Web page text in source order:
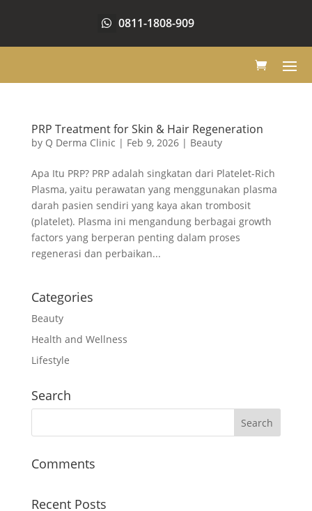
0811-1808-909
PRP Treatment for Skin & Hair Regeneration
by Q Derma Clinic | Feb 9, 2026| Beauty
Apa Itu PRP? PRP adalah singkatan dari Platelet-Rich
Plasma, yaitu perawatan yang menggunakan plasma
darah pasien sendiri yang kaya akan trombosit
(platelet). Plasma ini mengandung berbagai growth
factors yang berperan penting dalam proses
regenerasi dan perbaikan...
Categories
Beauty
Health and Wellness
Lifestyle
Search
Comments
Recent Posts